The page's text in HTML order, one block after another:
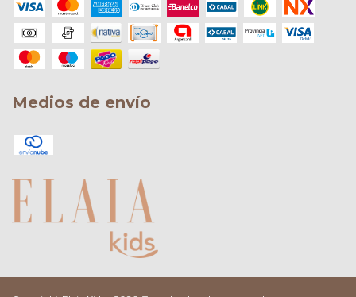
Medios de envío